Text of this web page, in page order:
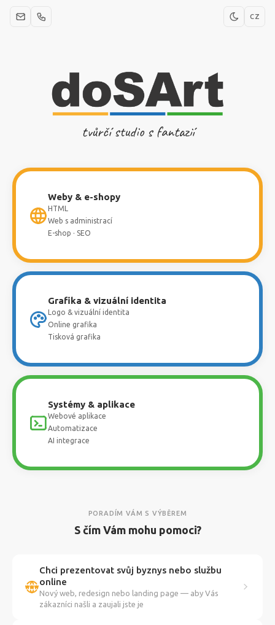
CZ
tvůrčí studio s fantazií
Weby & e-shopy
HTML
Web s administrací
E-shop · SEO
Grafika & vizuální identita
Logo & vizuální identita
Online grafika
Tisková grafika
Systémy & aplikace
Webové aplikace
Automatizace
AI integrace
PORADÍM VÁM S VÝBĚREM
S čím Vám mohu pomoci?
Chci prezentovat svůj byznys nebo službu
online
Nový web, redesign nebo landing page — aby Vás
zákazníci našli a zaujali jste je